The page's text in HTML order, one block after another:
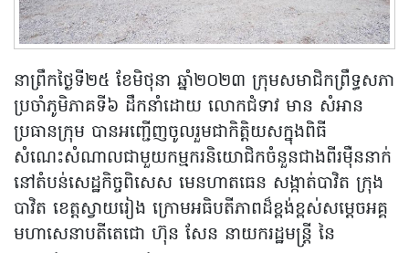
នាព្រឹកថ្ងៃទី២៥ ខែមិថុនា ឆ្នាំ២០២៣ ក្រុមសមាជិកព្រឹទ្ធសភា
ប្រចាំភូមិភាគទី៦ ដឹកនាំដោយ លោកជំទាវ មាន សំអាន
ប្រធានក្រុម បានអញ្ជើញចូលរួមជាកិត្តិយសក្នុងពិធី
សំណេះសំណាលជាមួយកម្មករនិយោជិកចំនួនជាងពីរម៉ឺននាក់
នៅតំបន់សេដ្ឋកិច្ចពិសេស មេនហាតធេន សង្កាត់បាវិត ក្រុង
បាវិត ខេត្តស្វាយរៀង ក្រោមអធិបតីភាពដ៏ខ្ពង់ខ្ពស់សម្ដេចអគ្គ
មហាសេនាបតីតេជោ ហ៊ុន សែន នាយករដ្ឋមន្ត្រី នៃ